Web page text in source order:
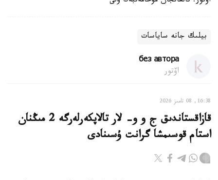
بيلىك جانە ساياسات
без автора
اۆتور
16:38, 08 تامىز 2026
قازاقستاندىق ج و و- لار تالاپكەرلەرگە 2 مىڭنان
استام قوسىمشا گرانت ۇسىنادى